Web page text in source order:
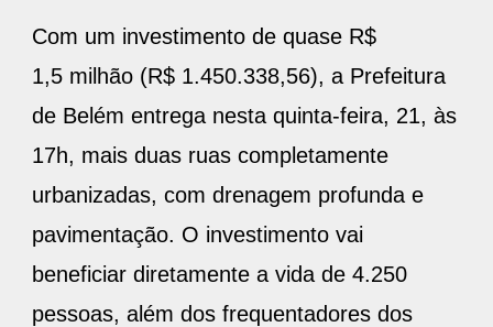
Com um investimento de quase R$
1,5 milhão (R$ 1.450.338,56), a Prefeitura
de Belém entrega nesta quinta-feira, 21, às
17h, mais duas ruas completamente
urbanizadas, com drenagem profunda e
pavimentação. O investimento vai
beneficiar diretamente a vida de 4.250
pessoas, além dos frequentadores dos